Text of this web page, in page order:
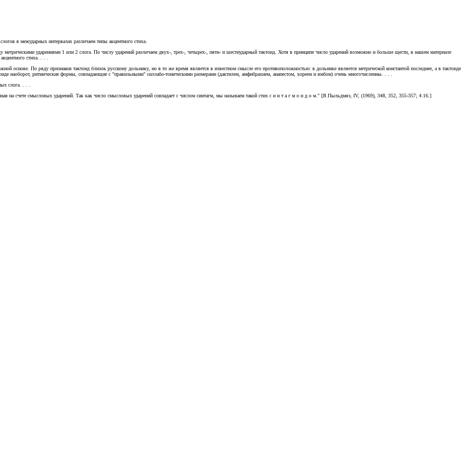
в межударных интервалах различаем типы акцентного стиха.
ударениями 1 или 2 слога. По числу ударений различаем двух-, трех-, четырех-, пяти- и шестиударный тактоид. Хотя в принципе число ударений возможно и больше щести, в нашем материале
стиха. . . .
основе. По ряду признаков тактоид близок русскому дольнику, но в то же время является в известном смысле его противоположностью: в дольнике является метрической константой последнее, а в тактоиде
наоборот, ритмические формы, совпадающие с "правильными" силлабо-тоническими размерами (дактилем, амфибрахием, анапестом, хореем и ямбом) очень многочисленны. . . .
слога. . . .
на счете смысловых ударений. Так как число смысловых ударений совпадает с числом синтагм, мы называем такой стих с и н т а г м о и д о м." [Я.Пыльдмяэ, IV, (1969), 348, 352, 355-357; 4.16.]